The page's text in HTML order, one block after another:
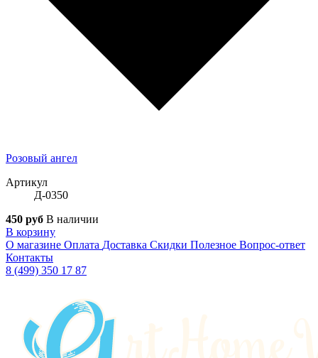
Розовый ангел
Артикул
Д-0350
450 руб В наличии
В корзину
О магазине Оплата Доставка Скидки Полезное Вопрос-ответ
Контакты
8 (499) 350 17 87